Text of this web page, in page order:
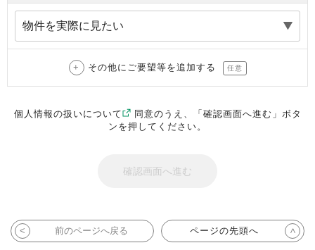
その他にご要望等を追加する 任意
個人情報の扱いについて
同意のうえ、「確認画面へ進む」ボタ
ンを押してください。
前のページへ戻る ページの先頭へ